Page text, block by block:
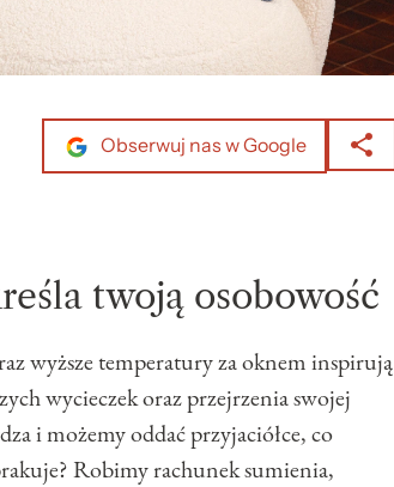
Obserwuj nas w Google
twoją osobowość
wyższe temperatury za oknem inspirują
wycieczek oraz przejrzenia swojej
i możemy oddać przyjaciółce, co
Robimy rachunek sumienia,